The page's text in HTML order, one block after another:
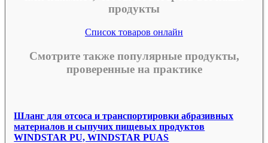
продукты
Список товаров онлайн
Смотрите также популярные продукты,
проверенные на практике
Шланг для отсоса и транспортировки абразивных
материалов и сыпучих пищевых продуктов
WINDSTAR PU, WINDSTAR PUAS